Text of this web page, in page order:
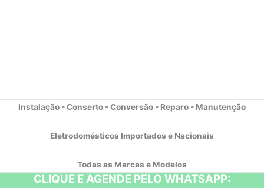
Instalação - Conserto - Conversão - Reparo - Manutenção
Eletrodomésticos Importados e Nacionais
Todas as Marcas e Modelos
CLIQUE E AGENDE PELO WHATSAPP: